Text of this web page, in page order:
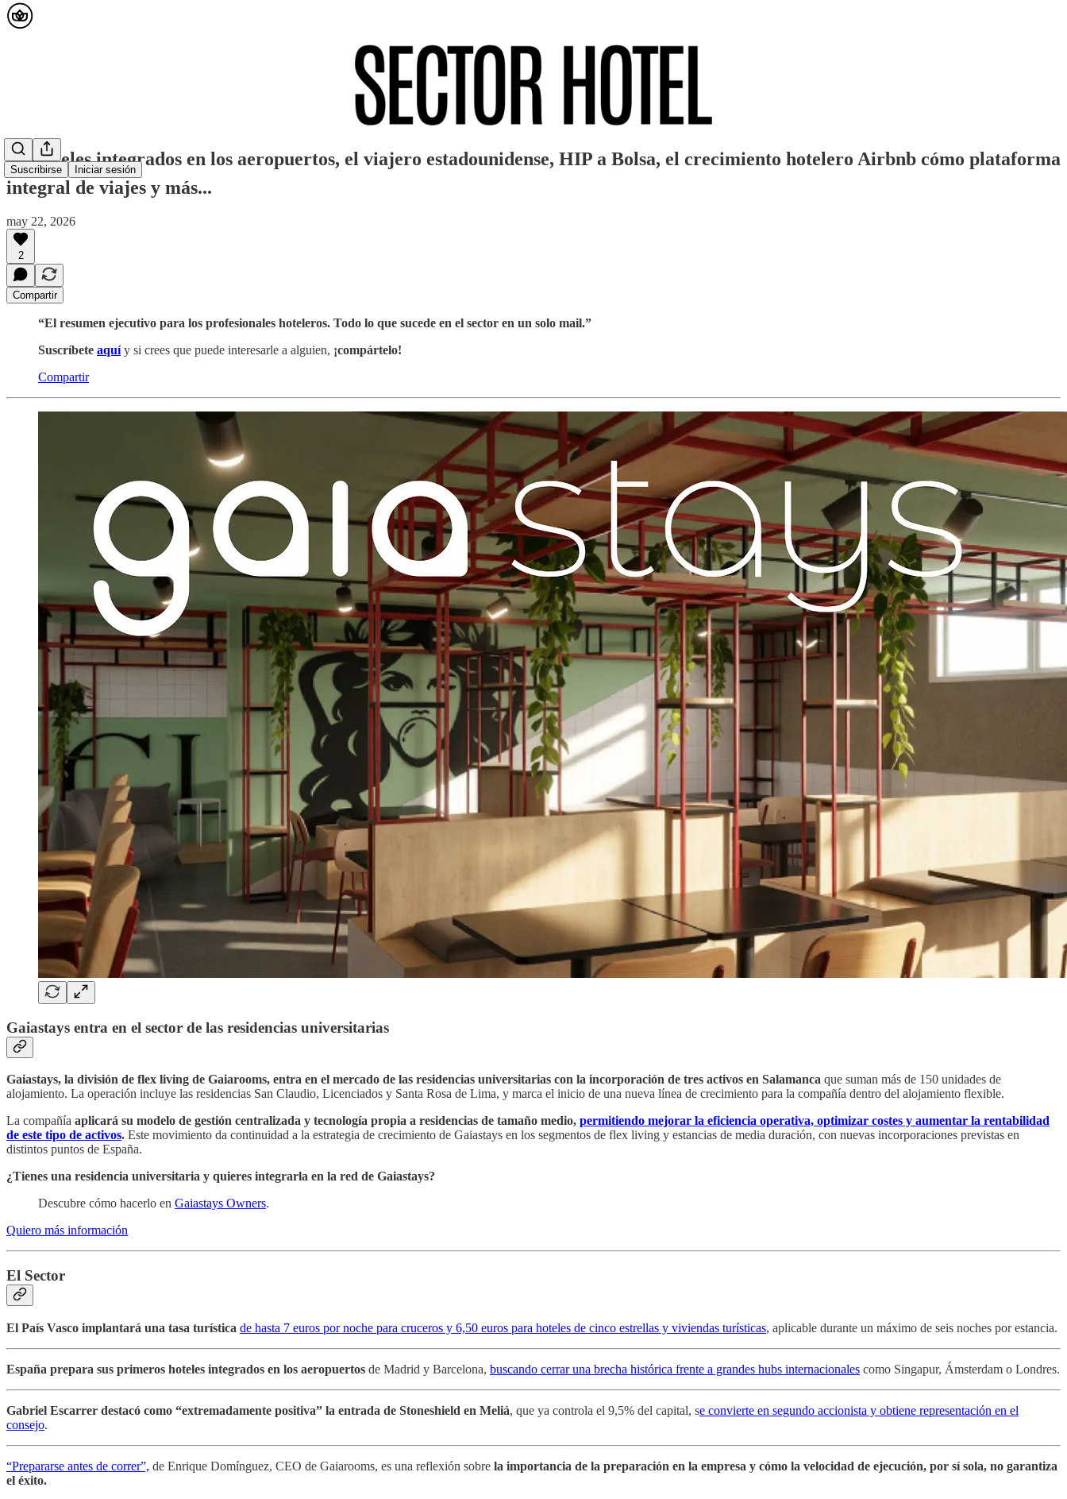
Suscribirse Iniciar sesión
🟡 Hoteles integrados en los aeropuertos, el viajero estadounidense, HIP a Bolsa, el crecimiento hotelero Airbnb cómo plataforma
integral de viajes y más...
may 22, 2026
2
Compartir
“El resumen ejecutivo para los profesionales hoteleros. Todo lo que sucede en el sector en un solo mail.”
Suscríbete aquí y si crees que puede interesarle a alguien, ¡compártelo!
Compartir
Gaiastays entra en el sector de las residencias universitarias
Gaiastays, la división de flex living de Gaiarooms, entra en el mercado de las residencias universitarias con la incorporación de tres activos en Salamanca que suman más de 150 unidades de
alojamiento. La operación incluye las residencias San Claudio, Licenciados y Santa Rosa de Lima, y marca el inicio de una nueva línea de crecimiento para la compañía dentro del alojamiento flexible.
La compañía aplicará su modelo de gestión centralizada y tecnología propia a residencias de tamaño medio, permitiendo mejorar la eficiencia operativa, optimizar costes y aumentar la rentabilidad
de este tipo de activos. Este movimiento da continuidad a la estrategia de crecimiento de Gaiastays en los segmentos de flex living y estancias de media duración, con nuevas incorporaciones previstas en
distintos puntos de España.
¿Tienes una residencia universitaria y quieres integrarla en la red de Gaiastays?
Descubre cómo hacerlo en Gaiastays Owners.
Quiero más información
El Sector
El País Vasco implantará una tasa turística de hasta 7 euros por noche para cruceros y 6,50 euros para hoteles de cinco estrellas y viviendas turísticas, aplicable durante un máximo de seis noches por estancia.
España prepara sus primeros hoteles integrados en los aeropuertos de Madrid y Barcelona, buscando cerrar una brecha histórica frente a grandes hubs internacionales como Singapur, Ámsterdam o Londres.
Gabriel Escarrer destacó como “extremadamente positiva” la entrada de Stoneshield en Meliá, que ya controla el 9,5% del capital, se convierte en segundo accionista y obtiene representación en el
consejo.
“Prepararse antes de correr”, de Enrique Domínguez, CEO de Gaiarooms, es una reflexión sobre la importancia de la preparación en la empresa y cómo la velocidad de ejecución, por sí sola, no garantiza
el éxito.